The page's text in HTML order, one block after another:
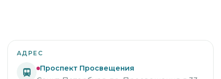
АДРЕС
Проспект Просвещения